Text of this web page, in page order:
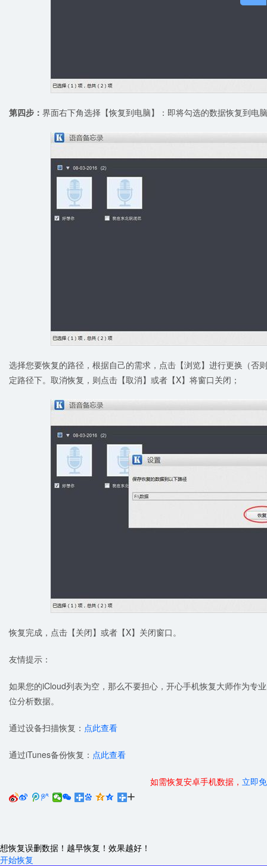
第四步： 界面右下角选择【恢复到电脑】：即将勾选的数据恢复到电
选择您要恢复的路径，根据自己的需求，点击【浏览】进行更换（否
定路径下。取消恢复，则点击【取消】或者【X】将窗口关闭；
恢复完成，点击【关闭】或者【X】关闭窗口。
友情提示：
如果您的iCloud列表为空，那么不要担心，开心手机恢复大师作为专
位分析数据。
通过设备扫描恢复： 点此查看
通过iTunes备份恢复： 点此查看
如需恢复安卓手机数据， 立即
     
想恢复误删数据！越早恢复！效果越好！
开始恢复